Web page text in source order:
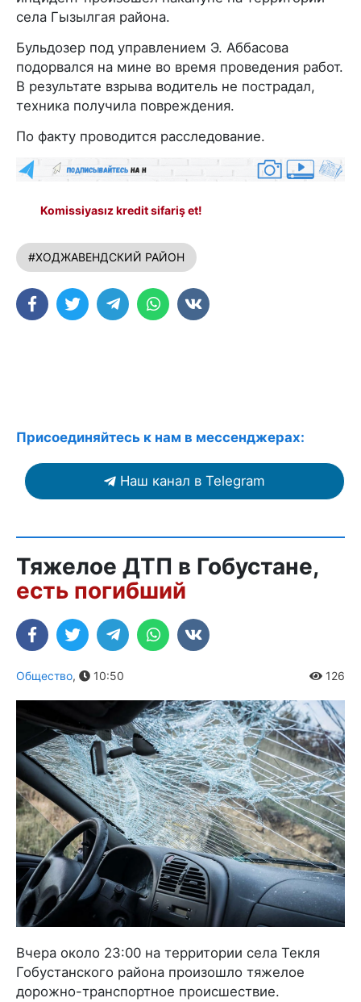
села Гызылгая района.
Бульдозер под управлением Э. Аббасова
подорвался на мине во время проведения работ.
В результате взрыва водитель не пострадал,
техника получила повреждения.
По факту проводится расследование.
Komissiyasız kredit sifariş et!
#ХОДЖАВЕНДСКИЙ РАЙОН
Присоединяйтесь к нам в мессенджерах:
Наш канал в Telegram
Тяжелое ДТП в Гобустане,
есть погибший
Общество, 10:50 126
Вчера около 23:00 на территории села Текля
Гобустанского района произошло тяжелое
дорожно-транспортное происшествие.